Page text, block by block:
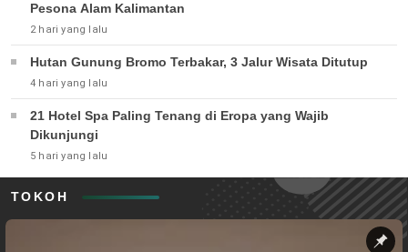
Pesona Alam Kalimantan
2 hari yang lalu
Hutan Gunung Bromo Terbakar, 3 Jalur Wisata Ditutup
4 hari yang lalu
21 Hotel Spa Paling Tenang di Eropa yang Wajib
Dikunjungi
5 hari yang lalu
TOKOH